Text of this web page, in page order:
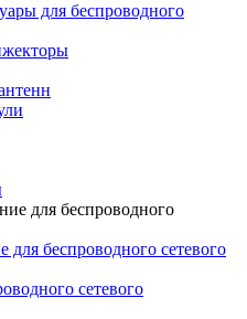
для беспроводного
беспроводного сетевого
сетевого